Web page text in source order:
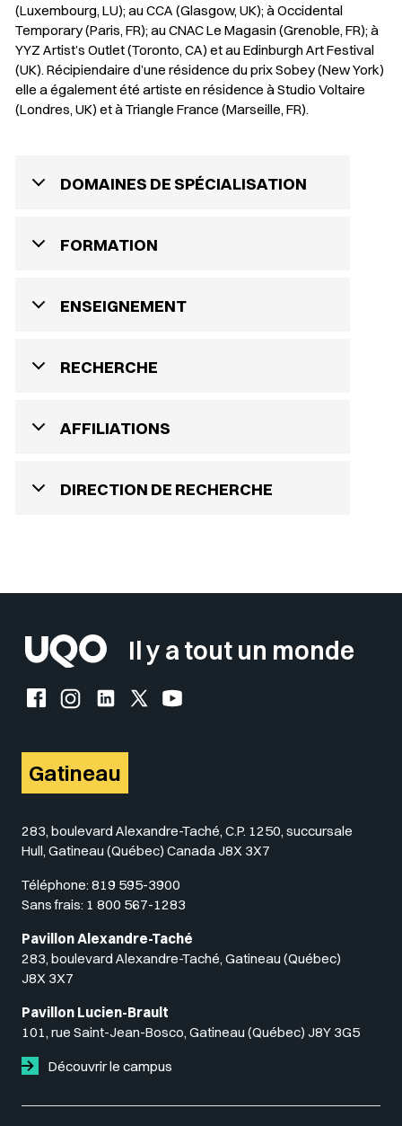
(Luxembourg, LU); au CCA (Glasgow, UK); à Occidental
Temporary (Paris, FR); au CNAC Le Magasin (Grenoble, FR); à
YYZ Artist’s Outlet (Toronto, CA) et au Edinburgh Art Festival
(UK). Récipiendaire d’une résidence du prix Sobey (New York)
elle a également été artiste en résidence à Studio Voltaire
(Londres, UK) et à Triangle France (Marseille, FR).
DOMAINES DE SPÉCIALISATION
FORMATION
ENSEIGNEMENT
RECHERCHE
AFFILIATIONS
DIRECTION DE RECHERCHE
Il y a tout un monde
Facebook de l'UQO
Instagram de l'UQO
LinkedIn de l'UQO
X (Twitter) de l'UQO
YouTube de l'UQO
Gatineau
283, boulevard Alexandre-Taché, C.P. 1250, succursale
Hull, Gatineau (Québec) Canada J8X 3X7
Téléphone: 819 595-3900
Sans frais: 1 800 567-1283
Pavillon Alexandre-Taché
283, boulevard Alexandre-Taché, Gatineau (Québec)
J8X 3X7
Pavillon Lucien-Brault
101, rue Saint-Jean-Bosco, Gatineau (Québec) J8Y 3G5
Découvrir le campus